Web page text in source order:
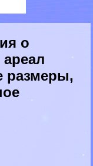
о
размеры,